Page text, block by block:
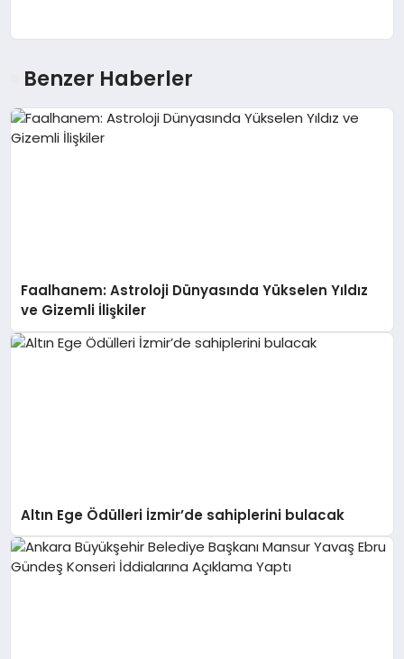
Benzer Haberler
Faalhanem: Astroloji Dünyasında Yükselen Yıldız
ve Gizemli İlişkiler
Altın Ege Ödülleri İzmir’de sahiplerini bulacak